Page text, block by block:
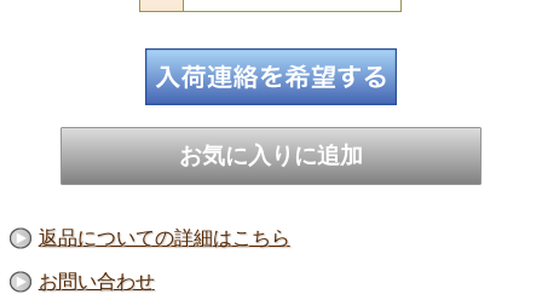
返品についての詳細はこちら
お問い合わせ